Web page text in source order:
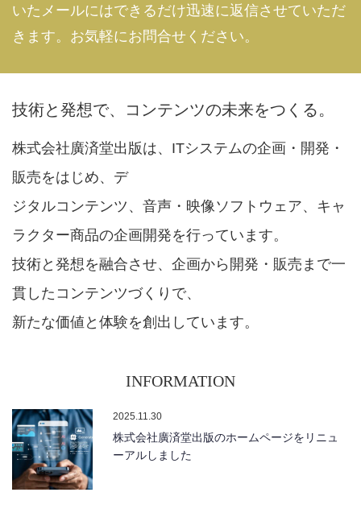
いたメールにはできるだけ迅速に返信させていただ
きます。お気軽にお問合せください。
技術と発想で、コンテンツの未来をつくる。
株式会社廣済堂出版は、ITシステムの企画・開発・
販売をはじめ、デ
ジタルコンテンツ、音声・映像ソフトウェア、キャ
ラクター商品の企画開発を行っています。
技術と発想を融合させ、企画から開発・販売まで一
貫したコンテンツづくりで、
新たな価値と体験を創出しています。
INFORMATION
2025.11.30
株式会社廣済堂出版のホームページをリニュ
ーアルしました